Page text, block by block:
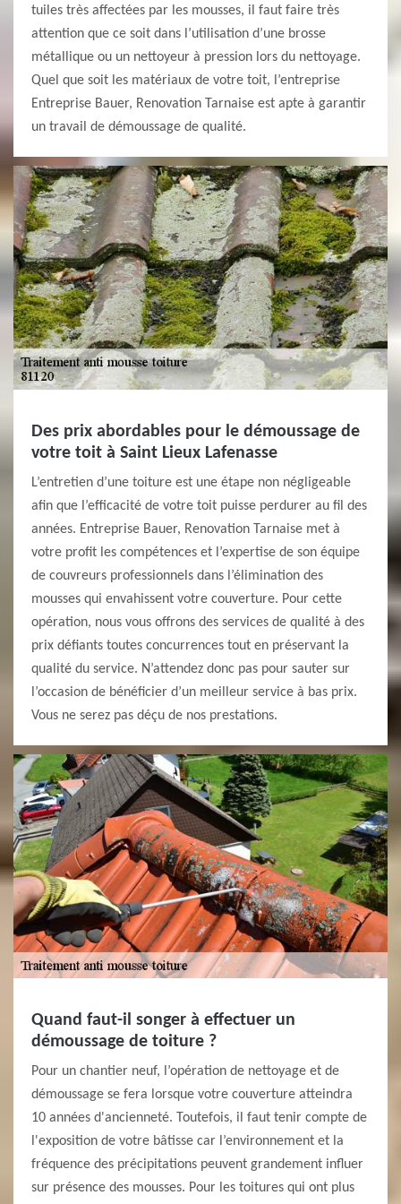
tuiles très affectées par les mousses, il faut faire très
attention que ce soit dans l’utilisation d’une brosse
métallique ou un nettoyeur à pression lors du nettoyage.
Quel que soit les matériaux de votre toit, l’entreprise
Entreprise Bauer, Renovation Tarnaise est apte à garantir
un travail de démoussage de qualité.
Des prix abordables pour le démoussage de
votre toit à Saint Lieux Lafenasse
L’entretien d’une toiture est une étape non négligeable
afin que l’efficacité de votre toit puisse perdurer au fil des
années. Entreprise Bauer, Renovation Tarnaise met à
votre profit les compétences et l’expertise de son équipe
de couvreurs professionnels dans l’élimination des
mousses qui envahissent votre couverture. Pour cette
opération, nous vous offrons des services de qualité à des
prix défiants toutes concurrences tout en préservant la
qualité du service. N’attendez donc pas pour sauter sur
l’occasion de bénéficier d’un meilleur service à bas prix.
Vous ne serez pas déçu de nos prestations.
Quand faut-il songer à effectuer un
démoussage de toiture ?
Pour un chantier neuf, l’opération de nettoyage et de
démoussage se fera lorsque votre couverture atteindra
10 années d'ancienneté. Toutefois, il faut tenir compte de
l'exposition de votre bâtisse car l’environnement et la
fréquence des précipitations peuvent grandement influer
sur présence des mousses. Pour les toitures qui ont plus